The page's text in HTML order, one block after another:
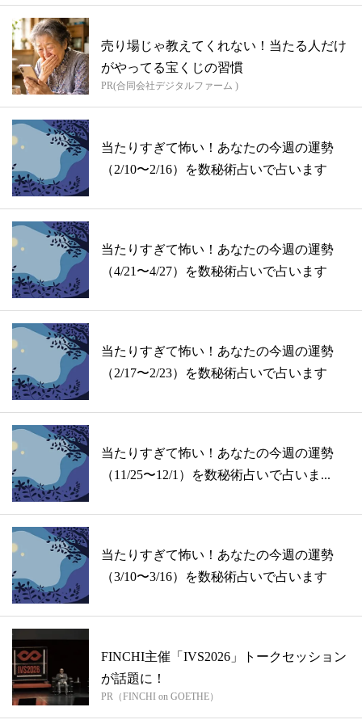
売り場じゃ教えてくれない！当たる人だけ
がやってる宝くじの習慣
PR(合同会社デジタルファーム )
当たりすぎて怖い！あなたの今週の運勢
（2/10〜2/16）を数秘術占いで占います
当たりすぎて怖い！あなたの今週の運勢
（4/21〜4/27）を数秘術占いで占います
当たりすぎて怖い！あなたの今週の運勢
（2/17〜2/23）を数秘術占いで占います
当たりすぎて怖い！あなたの今週の運勢
（11/25〜12/1）を数秘術占いで占いま...
当たりすぎて怖い！あなたの今週の運勢
（3/10〜3/16）を数秘術占いで占います
FINCHI主催「IVS2026」トークセッション
が話題に！
PR（FINCHI on GOETHE）